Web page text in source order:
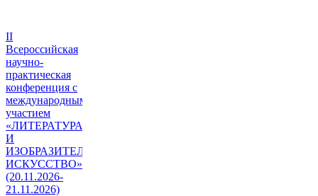
II
Всероссийская
научно-
практическая
конференция с
международным
участием
«ЛИТЕРАТУРА
И
ИЗОБРАЗИТЕЛЬНОЕ
ИСКУССТВО»
(20.11.2026-
21.11.2026)